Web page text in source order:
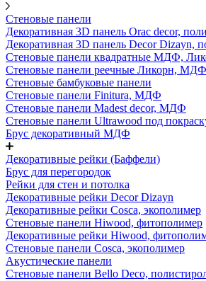
Стеновые панели
Декоративная 3D панель Orac decor,
Декоративная 3D панель Decor Dizayn,
Стеновые панели квадратные МДФ,
Стеновые панели реечные Ликорн, МДФ
Стеновые бамбуковые панели
Стеновые панели Finitura, МДФ
Стеновые панели Madest decor, МДФ
Стеновые панели Ultrawood под
Брус декоративный МДФ
Декоративные рейки (Баффели)
Брус для перегородок
Рейки для стен и потолка
Декоративные рейки Decor Dizayn
Декоративные рейки Cosca, экополимер
Стеновые панели Hiwood, фитополимер
Декоративные рейки Hiwood,
Стеновые панели Cosca, экополимер
Акустические панели
Стеновые панели Bello Deco,